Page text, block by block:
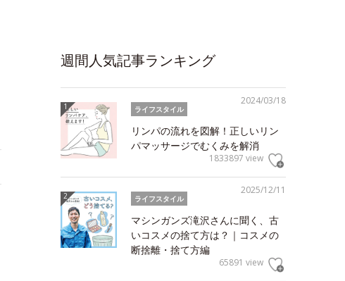
週間人気記事ランキング
2024/03/18
ライフスタイル
リンパの流れを図解！正しいリン
パマッサージでむくみを解消
1833897 view
2025/12/11
ライフスタイル
マシンガンズ滝沢さんに聞く、古
いコスメの捨て方は？｜コスメの
断捨離・捨て方編
65891 view